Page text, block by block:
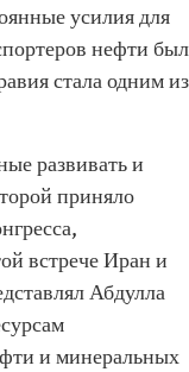
усилия для
нефти
стала одним из
развивать и
приняло
встрече Иран и
Абдулла
и минеральных